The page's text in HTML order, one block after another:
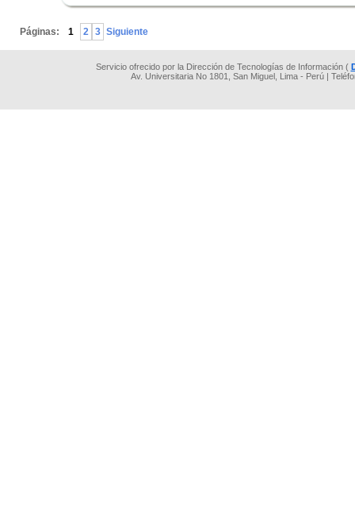
Páginas: 1 2 3 Siguiente
Servicio ofrecido por la Dirección de Tecnologías de Información (
Av. Universitaria No 1801, San Miguel, Lima - Perú |